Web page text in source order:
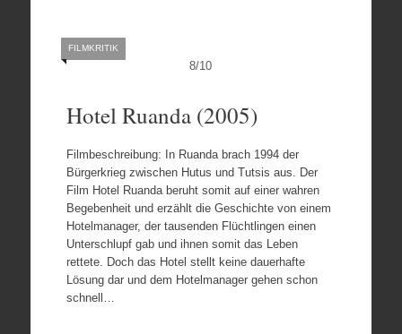
8/10
FILMKRITIK
Hotel Ruanda (2005)
Filmbeschreibung: In Ruanda brach 1994 der
Bürgerkrieg zwischen Hutus und Tutsis aus. Der
Film Hotel Ruanda beruht somit auf einer wahren
Begebenheit und erzählt die Geschichte von einem
Hotelmanager, der tausenden Flüchtlingen einen
Unterschlupf gab und ihnen somit das Leben
rettete. Doch das Hotel stellt keine dauerhafte
Lösung dar und dem Hotelmanager gehen schon
schnell…